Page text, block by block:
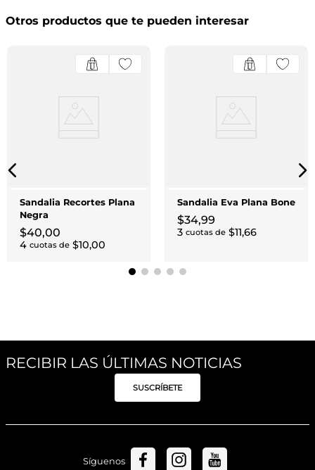
Otros productos que te pueden interesar
Sandalia Recortes Plana
Negra
$40,00
4 cuotas de $10,00
Sandalia Eva Plana Bone
$34,99
3 cuotas de $11,66
RECIBIR LAS ÚLTIMAS NOTICIAS
SUSCRÍBETE
Síguenos